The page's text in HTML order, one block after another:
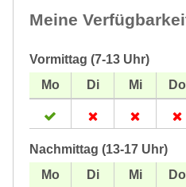
Meine
Vormittag (7-13 Uhr)
Nachmittag (13-17 Uhr)